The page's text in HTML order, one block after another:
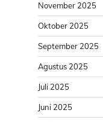
November 2025
Oktober 2025
September 2025
Agustus 2025
Juli 2025
Juni 2025